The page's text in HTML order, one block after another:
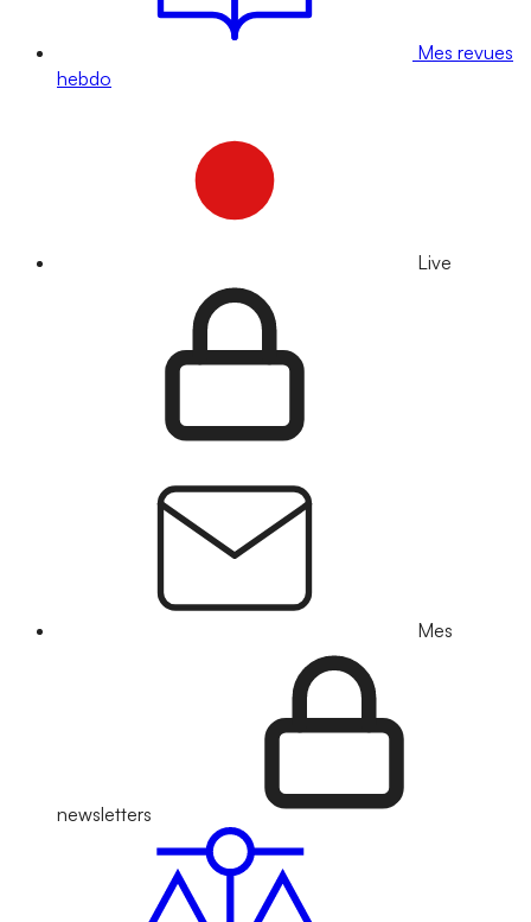
Mes revues
hebdo
Live
Mes
newsletters